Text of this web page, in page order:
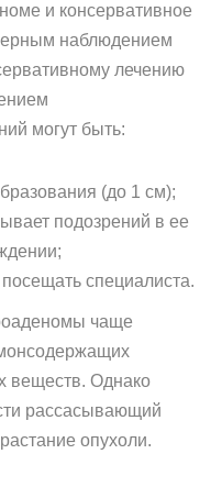
и консервативное
наблюдением
лечению
могут быть:
(до 1 см);
подозрений в ее
специалиста.
чаще
веществ. Однако
рассасывающий
опухоли.